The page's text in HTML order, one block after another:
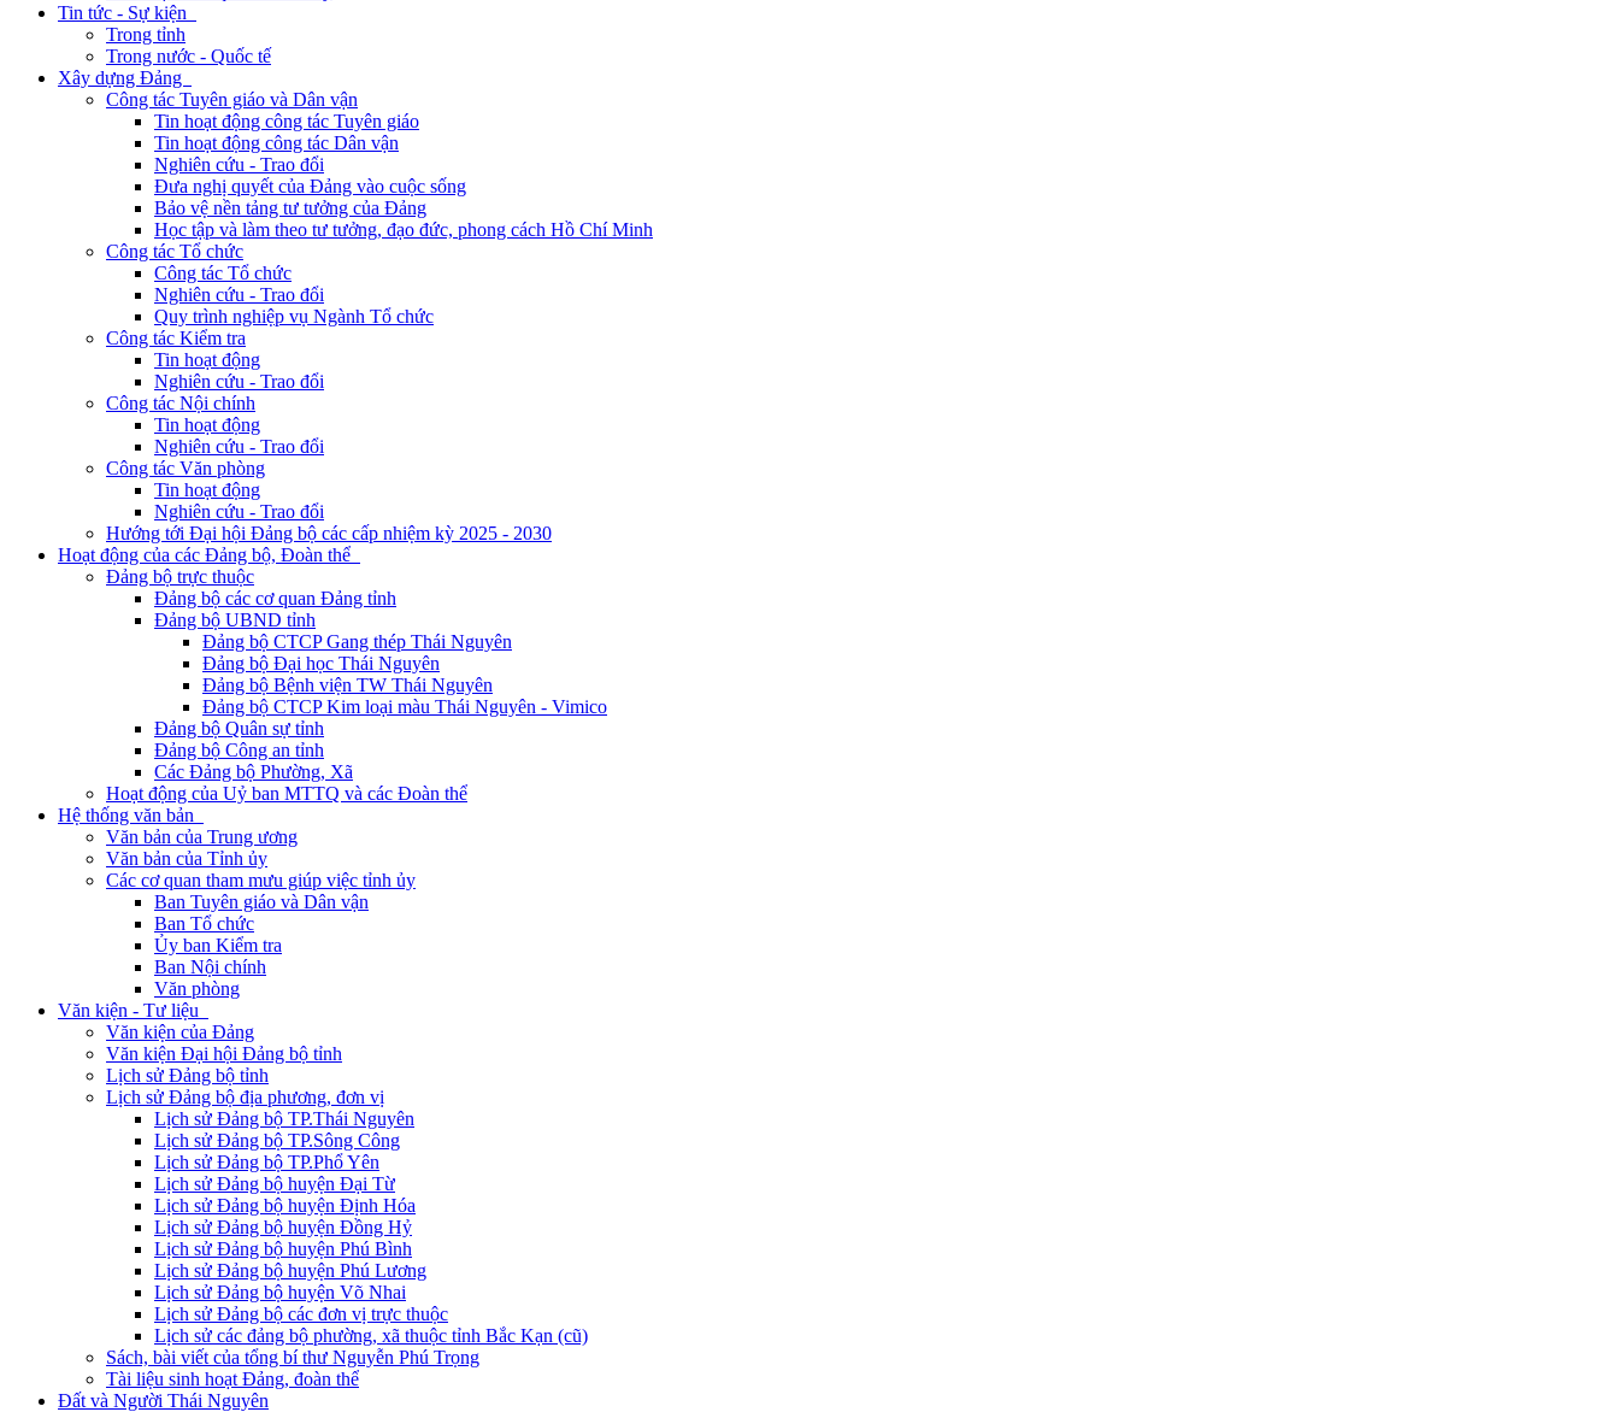
Tin tức - Sự kiện
Trong tỉnh
Trong nước - Quốc tế
Xây dựng Đảng
Công tác Tuyên giáo và Dân vận
Tin hoạt động công tác Tuyên giáo
Tin hoạt động công tác Dân vận
Nghiên cứu - Trao đổi
Đưa nghị quyết của Đảng vào cuộc sống
Bảo vệ nền tảng tư tưởng của Đảng
Học tập và làm theo tư tưởng, đạo đức, phong cách Hồ Chí Minh
Công tác Tổ chức
Công tác Tổ chức
Nghiên cứu - Trao đổi
Quy trình nghiệp vụ Ngành Tổ chức
Công tác Kiểm tra
Tin hoạt động
Nghiên cứu - Trao đổi
Công tác Nội chính
Tin hoạt động
Nghiên cứu - Trao đổi
Công tác Văn phòng
Tin hoạt động
Nghiên cứu - Trao đổi
Hướng tới Đại hội Đảng bộ các cấp nhiệm kỳ 2025 - 2030
Hoạt động của các Đảng bộ, Đoàn thể
Đảng bộ trực thuộc
Đảng bộ các cơ quan Đảng tỉnh
Đảng bộ UBND tỉnh
Đảng bộ CTCP Gang thép Thái Nguyên
Đảng bộ Đại học Thái Nguyên
Đảng bộ Bệnh viện TW Thái Nguyên
Đảng bộ CTCP Kim loại màu Thái Nguyên - Vimico
Đảng bộ Quân sự tỉnh
Đảng bộ Công an tỉnh
Các Đảng bộ Phường, Xã
Hoạt động của Uỷ ban MTTQ và các Đoàn thể
Hệ thống văn bản
Văn bản của Trung ương
Văn bản của Tỉnh ủy
Các cơ quan tham mưu giúp việc tỉnh ủy
Ban Tuyên giáo và Dân vận
Ban Tổ chức
Ủy ban Kiểm tra
Ban Nội chính
Văn phòng
Văn kiện - Tư liệu
Văn kiện của Đảng
Văn kiện Đại hội Đảng bộ tỉnh
Lịch sử Đảng bộ tỉnh
Lịch sử Đảng bộ địa phương, đơn vị
Lịch sử Đảng bộ TP.Thái Nguyên
Lịch sử Đảng bộ TP.Sông Công
Lịch sử Đảng bộ TP.Phổ Yên
Lịch sử Đảng bộ huyện Đại Từ
Lịch sử Đảng bộ huyện Định Hóa
Lịch sử Đảng bộ huyện Đồng Hỷ
Lịch sử Đảng bộ huyện Phú Bình
Lịch sử Đảng bộ huyện Phú Lương
Lịch sử Đảng bộ huyện Võ Nhai
Lịch sử Đảng bộ các đơn vị trực thuộc
Lịch sử các đảng bộ phường, xã thuộc tỉnh Bắc Kạn (cũ)
Sách, bài viết của tổng bí thư Nguyễn Phú Trọng
Tài liệu sinh hoạt Đảng, đoàn thể
Đất và Người Thái Nguyên